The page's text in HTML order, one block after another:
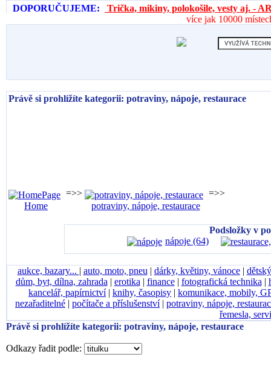
DOPORUČUJEME:
Trička, mikiny, polokošile, vesty aj. -
více jak 10000
Právě si prohlížíte kategorii: potraviny, nápoje, restaurace
Home
=>>
potraviny, nápoje, restaurace
=>>
Podsložky v
nápoje (64)
aukce, bazary... | auto, moto, pneu | dárky, květiny, vánoce|
dům, byt, dílna, zahrada | erotika | finance| fotografická technika |
kancelář, papírnictví| knihy, časopisy | komunikace, mobily,
nezařaditelné | počítače a příslušenství| potraviny, nápoje,
řemesla,
Právě si prohlížíte kategorii: potraviny, nápoje, restaurace
Odkazy řadit podle: